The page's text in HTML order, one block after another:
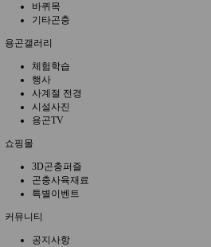
바퀴목
기타곤충
용곤갤러리
체험학습
행사
사계절 전경
시설사진
용곤TV
쇼핑몰
3D곤충퍼즐
곤충사육재료
특별이벤트
커뮤니티
공지사항